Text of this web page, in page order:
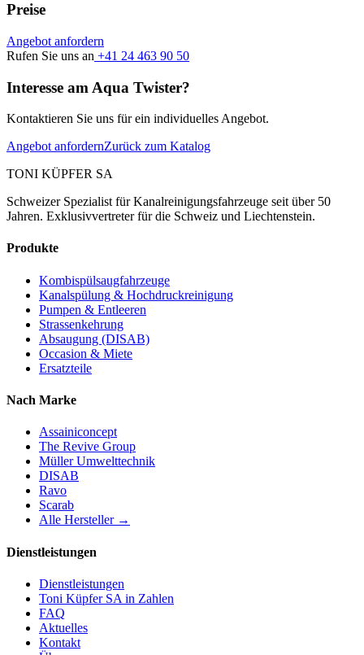
Preise
Angebot anfordern
Rufen Sie uns an +41 24 463 90 50
Interesse am Aqua Twister?
Kontaktieren Sie uns für ein individuelles Angebot.
Angebot anfordernZurück zum Katalog
TONI KÜPFER SA
Schweizer Spezialist für Kanalreinigungsfahrzeuge seit über 50
Jahren. Exklusivvertreter für die Schweiz und Liechtenstein.
Produkte
Kombispülsaugfahrzeuge
Kanalspülung & Hochdruckreinigung
Pumpen & Entleeren
Strassenkehrung
Absaugung (DISAB)
Occasion & Miete
Ersatzteile
Nach Marke
Assainiconcept
The Revive Group
Müller Umwelttechnik
DISAB
Ravo
Scarab
Alle Hersteller →
Dienstleistungen
Dienstleistungen
Toni Küpfer SA in Zahlen
FAQ
Aktuelles
Kontakt